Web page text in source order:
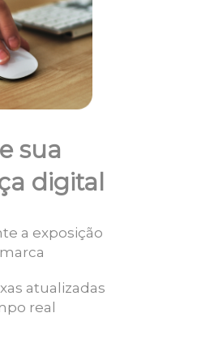
sua
digital
a exposição
atualizadas
real